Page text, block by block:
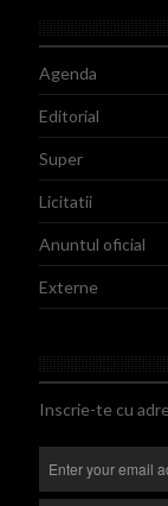
Agenda
Editorial
Super
Licitatii
Anuntul oficial
Externe
Inscrie-te cu